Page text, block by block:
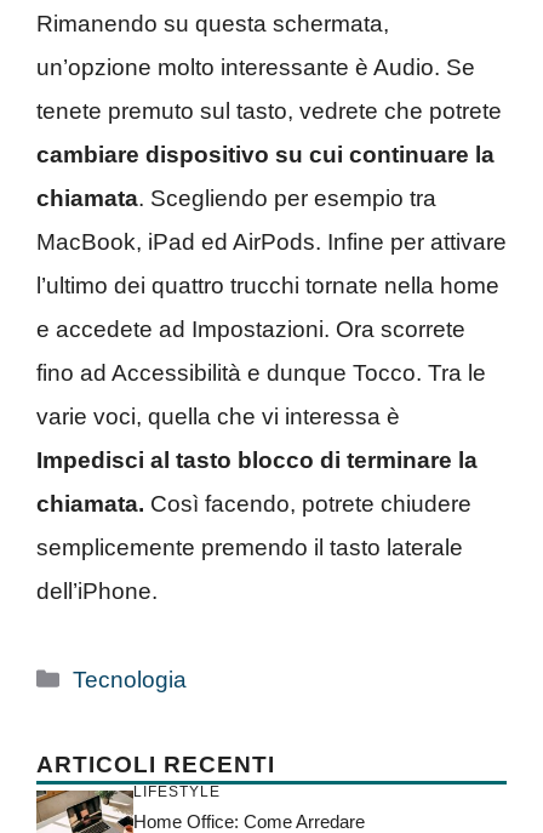
Rimanendo su questa schermata,
un’opzione molto interessante è Audio. Se
tenete premuto sul tasto, vedrete che potrete
cambiare dispositivo su cui continuare la
chiamata. Scegliendo per esempio tra
MacBook, iPad ed AirPods. Infine per attivare
l’ultimo dei quattro trucchi tornate nella home
e accedete ad Impostazioni. Ora scorrete
fino ad Accessibilità e dunque Tocco. Tra le
varie voci, quella che vi interessa è
Impedisci al tasto blocco di terminare la
chiamata. Così facendo, potrete chiudere
semplicemente premendo il tasto laterale
dell’iPhone.
Categorie
Tecnologia
ARTICOLI RECENTI
LIFESTYLE
Home Office: Come Arredare